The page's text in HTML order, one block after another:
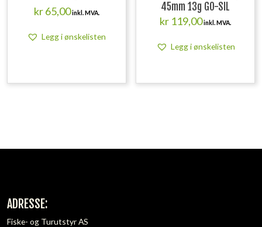
kr65,00inkl. MVA.
Legg i ønskelisten
45mm 13g GO-SIL
kr 119,00inkl. MVA.
Legg i ønskelisten
ADRESSE:
Fiske- og Turutstyr AS